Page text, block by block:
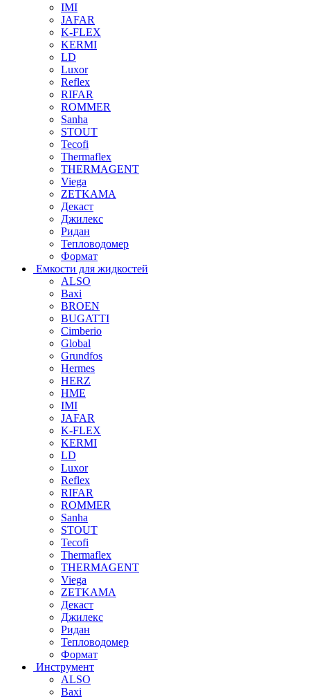
IMI
JAFAR
K-FLEX
KERMI
LD
Luxor
Reflex
RIFAR
ROMMER
Sanha
STOUT
Tecofi
Thermaflex
THERMAGENT
Viega
ZETKAMA
Декаст
Джилекс
Ридан
Тепловодомер
Формат
Емкости для жидкостей
ALSO
Baxi
BROEN
BUGATTI
Cimberio
Global
Grundfos
Hermes
HERZ
HME
IMI
JAFAR
K-FLEX
KERMI
LD
Luxor
Reflex
RIFAR
ROMMER
Sanha
STOUT
Tecofi
Thermaflex
THERMAGENT
Viega
ZETKAMA
Декаст
Джилекс
Ридан
Тепловодомер
Формат
Инструмент
ALSO
Baxi